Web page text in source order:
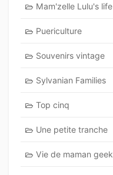
Mam'zelle Lulu's life
Puericulture
Souvenirs vintage
Sylvanian Families
Top cinq
Une petite tranche
Vie de maman geek